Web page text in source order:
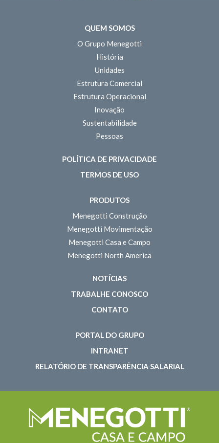
QUEM SOMOS
O Grupo Menegotti
História
Unidades
Estrutura Comercial
Estrutura Operacional
Inovação
Sustentabilidade
Pessoas
POLÍTICA DE PRIVACIDADE
TERMOS DE USO
PRODUTOS
Menegotti Construção
Menegotti Movimentação
Menegotti Casa e Campo
Menegotti North America
NOTÍCIAS
TRABALHE CONOSCO
CONTATO
PORTAL DO GRUPO
INTRANET
RELATÓRIO DE TRANSPARÊNCIA SALARIAL